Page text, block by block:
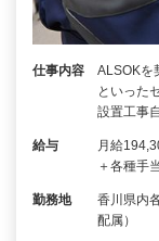
仕事内容
ALSOKを
といった
設置工事
給与
月給
＋各種
勤務地
香川県内
配属）